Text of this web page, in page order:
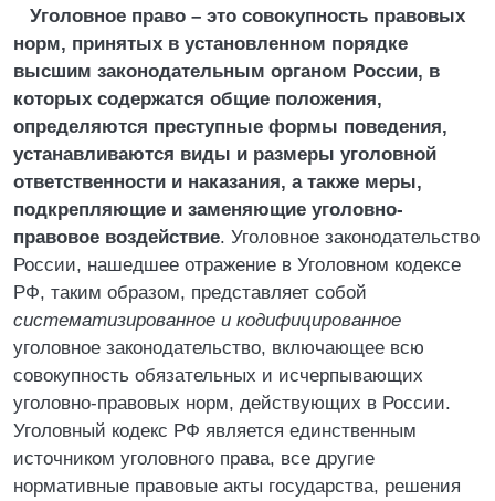
Уголовное право – это совокупность правовых
норм, принятых в установленном порядке
высшим законодательным органом России, в
которых содержатся общие положения,
определяются преступные формы поведения,
устанавливаются виды и размеры уголовной
ответственности и наказания, а также меры,
подкрепляющие и заменяющие уголовно-
правовое воздействие. Уголовное законодательство
России, нашедшее отражение в Уголовном кодексе
РФ, таким образом, представляет собой
систематизированное и кодифицированное
уголовное законодательство, включающее всю
совокупность обязательных и исчерпывающих
уголовно-правовых норм, действующих в России.
Уголовный кодекс РФ является единственным
источником уголовного права, все другие
нормативные правовые акты государства, решения